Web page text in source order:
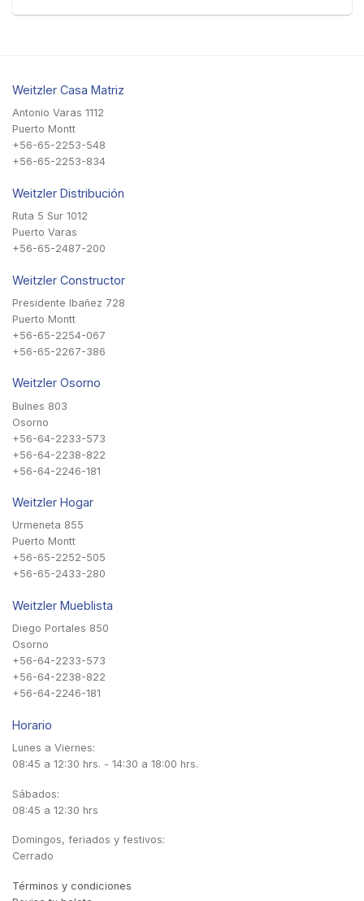
Weitzler Casa Matriz
Antonio Varas 1112
Puerto Montt
+56-65-2253-548
+56-65-2253-834
Weitzler Distribución
Ruta 5 Sur 1012
Puerto Varas
+56-65-2487-200
Weitzler Constructor
Presidente Ibañez 728
Puerto Montt
+56-65-2254-067
+56-65-2267-386
Weitzler Osorno
Bulnes 803
Osorno
+56-64-2233-573
+56-64-2238-822
+56-64-2246-181
Weitzler Hogar
Urmeneta 855
Puerto Montt
+56-65-2252-505
+56-65-2433-280
Weitzler Mueblista
Diego Portales 850
Osorno
+56-64-2233-573
+56-64-2238-822
+56-64-2246-181
Horario
Lunes a Viernes:
08:45 a 12:30 hrs. - 14:30 a 18:00 hrs.
Sábados:
08:45 a 12:30 hrs
Domingos, feriados y festivos:
Cerrado
Términos y condiciones